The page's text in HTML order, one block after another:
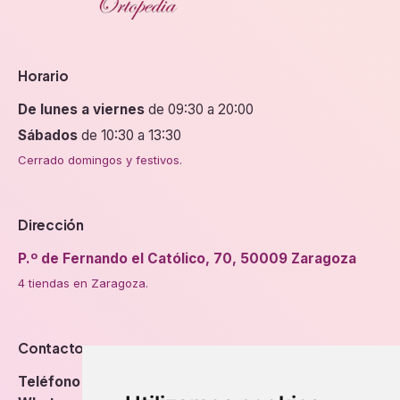
Horario
De lunes a viernes de 09:30 a 20:00
Sábados de 10:30 a 13:30
Cerrado domingos y festivos.
Dirección
P.º de Fernando el Católico, 70, 50009 Zaragoza
4 tiendas en Zaragoza.
Contacto
Teléfono